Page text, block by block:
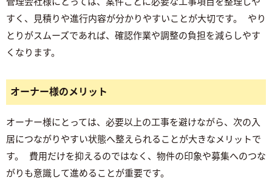
すく、見積りや進行内容が分かりやすいことが大切です。 やり
とりがスムーズであれば、確認作業や調整の負担を減らしやす
くなります。
オーナー様のメリット
オーナー様にとっては、必要以上の工事を避けながら、次の入
居につながりやすい状態へ整えられることが大きなメリットで
す。 費用だけを抑えるのではなく、物件の印象や募集へのつな
がりも意識して進めることが重要です。